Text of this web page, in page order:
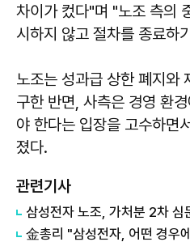
차이가 컸다"며 "노조 측의
시하지 않고 절차를 종료하
노조는 성과급 상한 폐지와
구한 반면, 사측은 경영 환
야 한다는 입장을 고수하면
졌다.
관련기사